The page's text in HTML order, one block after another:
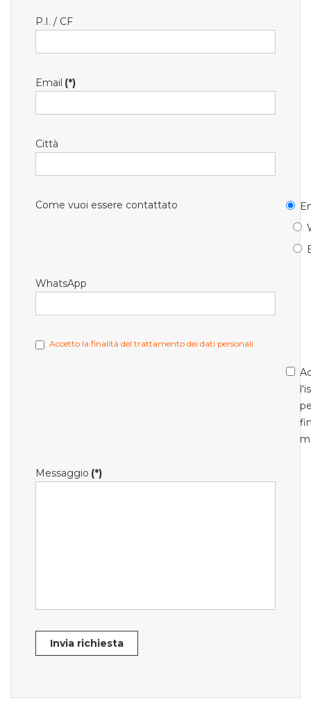
P.I. / CF
Email (*)
Città
Come vuoi essere contattato
WhatsApp
Accetto la finalità del trattamento dei dati personali
Messaggio (*)
Invia richiesta